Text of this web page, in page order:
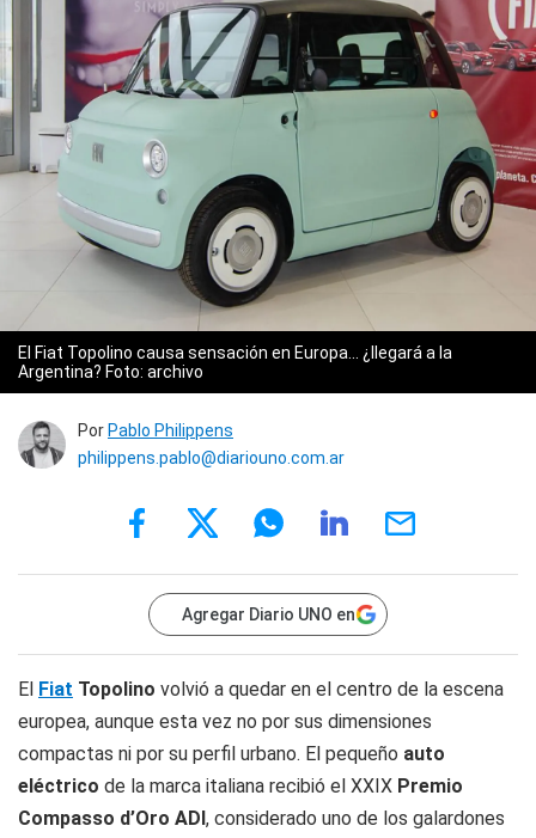
El Fiat Topolino causa sensación en Europa... ¿llegará a la
Argentina? Foto: archivo
Por Pablo Philippens
philippens.pablo@diariouno.com.ar
Agregar Diario UNO en
El Fiat Topolino volvió a quedar en el centro de la escena
europea, aunque esta vez no por sus dimensiones
compactas ni por su perfil urbano. El pequeño auto
eléctrico de la marca italiana recibió el XXIX Premio
Compasso d’Oro ADI, considerado uno de los galardones